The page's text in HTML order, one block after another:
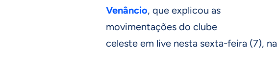
Venâncio, que explicou as
movimentações do clube
celeste em live nesta sexta-feira (7), na